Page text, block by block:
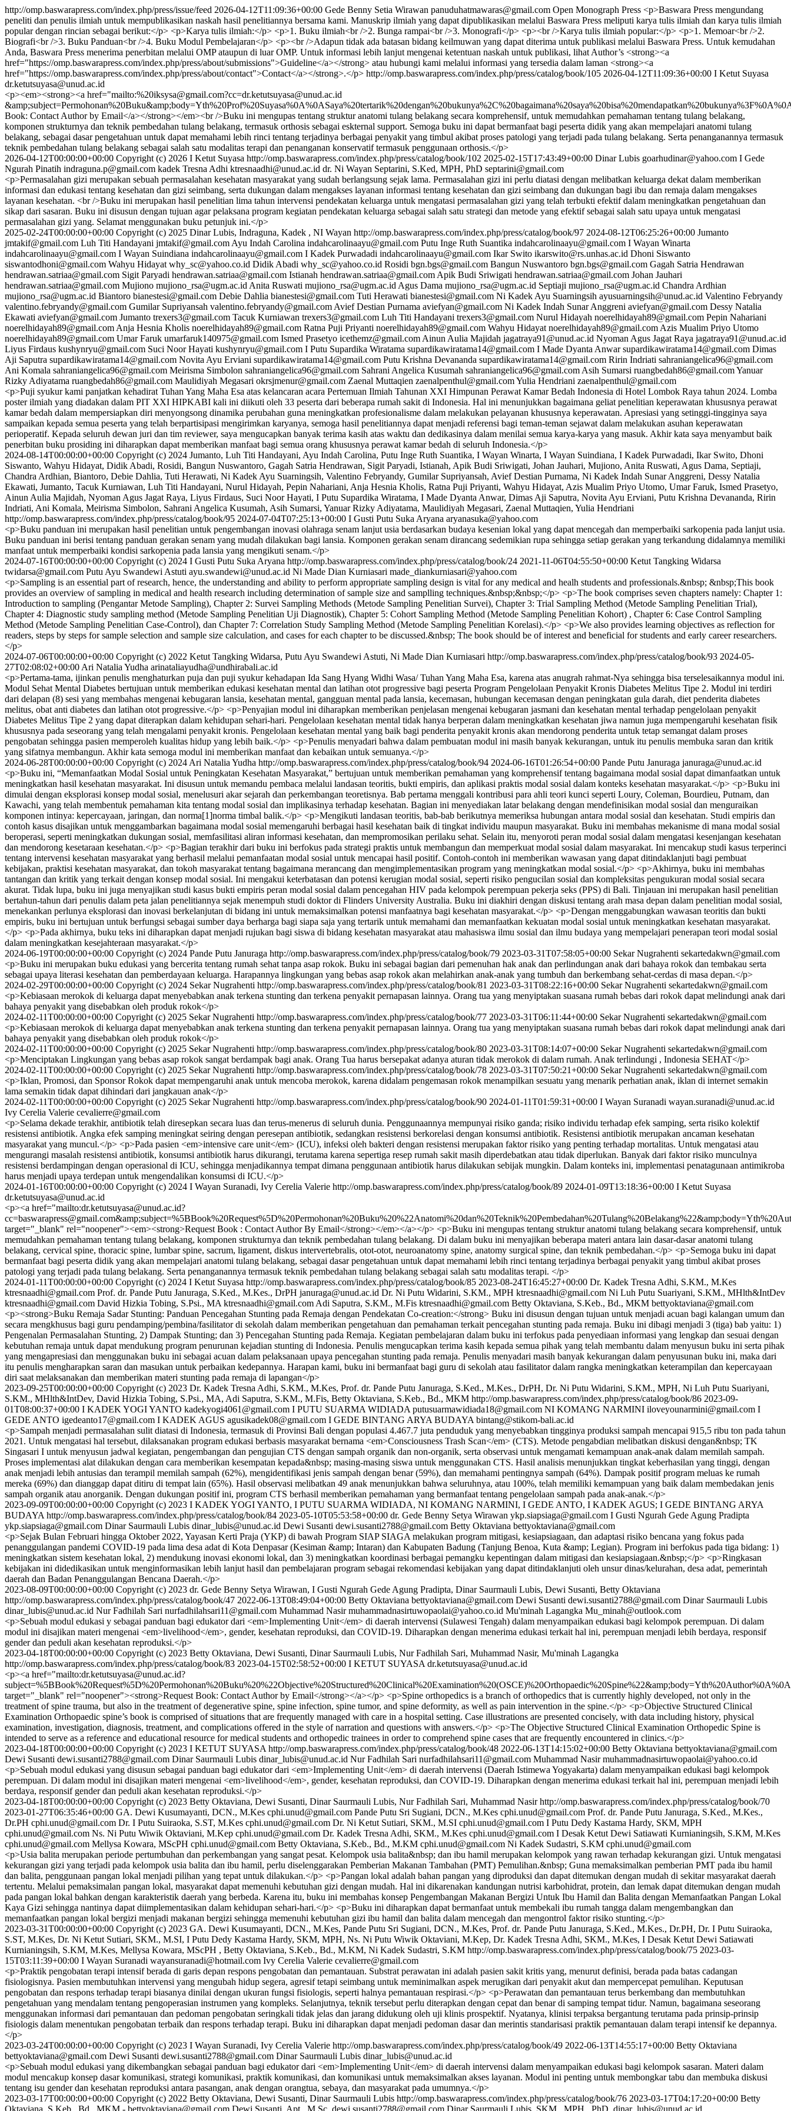
http://omp.baswarapress.com/index.php/press/issue/feed 2026-04-12T11:09:36+00:00 Gede Benny Setia Wirawan panuduhatmawaras@gmail.com Open Monograph Press <p>Baswara Press mengundang
peneliti dan penulis ilmiah untuk mempublikasikan naskah hasil penelitiannya bersama kami. Manuskrip ilmiah yang dapat dipublikasikan melalui Baswara Press meliputi karya tulis ilmiah dan karya tulis ilmiah
popular dengan rincian sebagai berikut:</p> <p>Karya tulis ilmiah:</p> <p>1. Buku ilmiah<br />2. Bunga rampai<br />3. Monografi</p> <p><br />Karya tulis ilmiah popular:</p> <p>1. Memoar<br />2.
Biografi<br />3. Buku Panduan<br />4. Buku Modul Pembelajaran</p> <p><br />Adapun tidak ada batasan bidang keilmuwan yang dapat diterima untuk publikasi melalui Baswara Press. Untuk kemudahan
Anda, Baswara Press menerima penerbitan melalui OMP ataupun di luar OMP. Untuk informasi lebih lanjut mengenai ketentuan naskah untuk publikasi, lihat Author’s <strong><a
href="https://omp.baswarapress.com/index.php/press/about/submissions">Guideline</a></strong> atau hubungi kami melalui informasi yang tersedia dalam laman <strong><a
href="https://omp.baswarapress.com/index.php/press/about/contact">Contact</a></strong>.</p> http://omp.baswarapress.com/index.php/press/catalog/book/105 2026-04-12T11:09:36+00:00 I Ketut Suyasa
dr.ketutsuyasa@unud.ac.id
<p><em><strong><a href="mailto:%20iksysa@gmail.com?cc=dr.ketutsuyasa@unud.ac.id
Book: Contact Author by Email</a></strong></em><br />Buku ini mengupas tentang struktur anatomi tulang belakang secara komprehensif, untuk memudahkan pemahaman tentang tulang belakang,
komponen strukturnya dan teknik pembedahan tulang belakang, termasuk orthosis sebagai eskternal support. Semoga buku ini dapat bermanfaat bagi peserta didik yang akan mempelajari anatomi tulang
belakang, sebagai dasar pengetahuan untuk dapat memahami lebih rinci tentang terjadinya berbagai penyakit yang timbul akibat proses patologi yang terjadi pada tulang belakang. Serta penanganannya termasuk
teknik pembedahan tulang belakang sebagai salah satu modalitas terapi dan penanganan konservatif termasuk penggunaan orthosis.</p>
2026-04-12T00:00:00+00:00 Copyright (c) 2026 I Ketut Suyasa http://omp.baswarapress.com/index.php/press/catalog/book/102 2025-02-15T17:43:49+00:00 Dinar Lubis goarhudinar@yahoo.com I Gede
Ngurah Pinatih indraguna.p@gmail.com kadek Tresna Adhi ktresnaadhi@unud.ac.id dr. Ni Wayan Septarini, S.Ked, MPH, PhD septarini@gmail.com
<p>Permasalahan gizi merupakan sebuah permasalahan kesehatan masyarakat yang sudah berlangsung sejak lama. Permasalahan gizi ini perlu diatasi dengan melibatkan keluarga dekat dalam memberikan
informasi dan edukasi tentang kesehatan dan gizi seimbang, serta dukungan dalam mengakses layanan informasi tentang kesehatan dan gizi seimbang dan dukungan bagi ibu dan remaja dalam mengakses
layanan kesehatan. <br />Buku ini merupakan hasil penelitian lima tahun intervensi pendekatan keluarga untuk mengatasi permasalahan gizi yang telah terbukti efektif dalam meningkatkan pengetahuan dan
sikap dari sasaran. Buku ini disusun dengan tujuan agar pelaksana program kegiatan pendekatan keluarga sebagai salah satu strategi dan metode yang efektif sebagai salah satu upaya untuk mengatasi
permasalahan gizi yang. Selamat menggunakan buku petunjuk ini.</p>
2025-02-24T00:00:00+00:00 Copyright (c) 2025 Dinar Lubis, Indraguna, Kadek , NI Wayan http://omp.baswarapress.com/index.php/press/catalog/book/97 2024-08-12T06:25:26+00:00 Jumanto
jmtakif@gmail.com Luh Titi Handayani jmtakif@gmail.com Ayu Indah Carolina indahcarolinaayu@gmail.com Putu Inge Ruth Suantika indahcarolinaayu@gmail.com I Wayan Winarta
indahcarolinaayu@gmail.com I Wayan Suindiana indahcarolinaayu@gmail.com I Kadek Purwadadi indahcarolinaayu@gmail.com Ikar Swito ikarswito@rs.unhas.ac.id Dhoni Siswanto
siswantodhoni@gmail.com Wahyu Hidayat why_sc@yahoo.co.id Didik Abadi why_sc@yahoo.co.id Rosidi bgn.bgs@gmail.com Bangun Nuswantoro bgn.bgs@gmail.com Gagah Satria Hendrawan
hendrawan.satriaa@gmail.com Sigit Paryadi hendrawan.satriaa@gmail.com Istianah hendrawan.satriaa@gmail.com Apik Budi Sriwigati hendrawan.satriaa@gmail.com Johan Jauhari
hendrawan.satriaa@gmail.com Mujiono mujiono_rsa@ugm.ac.id Anita Ruswati mujiono_rsa@ugm.ac.id Agus Dama mujiono_rsa@ugm.ac.id Septiaji mujiono_rsa@ugm.ac.id Chandra Ardhian
mujiono_rsa@ugm.ac.id Biantoro bianestesi@gmail.com Debie Dahlia bianestesi@gmail.com Tuti Herawati bianestesi@gmail.com Ni Kadek Ayu Suarningsih ayusuarningsih@unud.ac.id Valentino Febryandy
valentino.febryandy@gmail.com Gumilar Supriyansah valentino.febryandy@gmail.com Avief Destian Purnama aviefyan@gmail.com Ni Kadek Indah Sunar Anggreni aviefyan@gmail.com Dessy Natalia
Ekawati aviefyan@gmail.com Jumanto trexers3@gmail.com Tacuk Kurniawan trexers3@gmail.com Luh Titi Handayani trexers3@gmail.com Nurul Hidayah noerelhidayah89@gmail.com Pepin Nahariani
noerelhidayah89@gmail.com Anja Hesnia Kholis noerelhidayah89@gmail.com Ratna Puji Priyanti noerelhidayah89@gmail.com Wahyu Hidayat noerelhidayah89@gmail.com Azis Mualim Priyo Utomo
noerelhidayah89@gmail.com Umar Faruk umarfaruk140975@gmail.com Ismed Prasetyo icethemz@gmail.com Ainun Aulia Majidah jagatraya91@unud.ac.id Nyoman Agus Jagat Raya jagatraya91@unud.ac.id
Liyus Firdaus kushynryu@gmail.com Suci Noor Hayati kushynryu@gmail.com I Putu Supardika Wiratama supardikawiratama14@gmail.com I Made Dyanta Anwar supardikawiratama14@gmail.com Dimas
Aji Saputra supardikawiratama14@gmail.com Novita Ayu Erviani supardikawiratama14@gmail.com Putu Krishna Devananda supardikawiratama14@gmail.com Ririn Indriati sahraniangelica96@gmail.com
Ani Komala sahraniangelica96@gmail.com Meirisma Simbolon sahraniangelica96@gmail.com Sahrani Angelica Kusumah sahraniangelica96@gmail.com Asih Sumarsi ruangbedah86@gmail.comYanuar
Rizky Adiyatama ruangbedah86@gmail.com Maulidiyah Megasari okrsjmenur@gmail.com Zaenal Muttaqien zaenalpenthul@gmail.comYulia Hendriani zaenalpenthul@gmail.com
<p>Puji syukur kami panjatkan kehadirat Tuhan Yang Maha Esa atas kelancaran acara Pertemuan Ilmiah Tahunan XXI Himpunan Perawat Kamar Bedah Indonesia di Hotel Lombok Raya tahun 2024. Lomba
poster ilmiah yang diadakan dalam PIT XXI HIPKABI kali ini diikuti oleh 33 peserta dari beberapa rumah sakit di Indonesia. Hal ini menunjukkan bagaimana geliat penelitian keperawatan khususnya perawat
kamar bedah dalam mempersiapkan diri menyongsong dinamika perubahan guna meningkatkan profesionalisme dalam melakukan pelayanan khususnya keperawatan. Apresiasi yang setinggi-tingginya saya
sampaikan kepada semua peserta yang telah berpartisipasi mengirimkan karyanya, semoga hasil penelitiannya dapat menjadi referensi bagi teman-teman sejawat dalam melakukan asuhan keperawatan
perioperatif. Kepada seluruh dewan juri dan tim reviewer, saya mengucapkan banyak terima kasih atas waktu dan dedikasinya dalam menilai semua karya-karya yang masuk. Akhir kata saya menyambut baik
penerbitan buku prosiding ini diharapkan dapat memberikan manfaat bagi semua orang khususnya perawat kamar bedah di seluruh Indonesia.</p>
2024-08-14T00:00:00+00:00 Copyright (c) 2024 Jumanto, Luh Titi Handayani, Ayu Indah Carolina, Putu Inge Ruth Suantika, I Wayan Winarta, I Wayan Suindiana, I Kadek Purwadadi, Ikar Swito, Dhoni
Siswanto, Wahyu Hidayat, Didik Abadi, Rosidi, Bangun Nuswantoro, Gagah Satria Hendrawan, Sigit Paryadi, Istianah, Apik Budi Sriwigati, Johan Jauhari, Mujiono, Anita Ruswati, Agus Dama, Septiaji,
Chandra Ardhian, Biantoro, Debie Dahlia, Tuti Herawati, Ni Kadek Ayu Suarningsih, Valentino Febryandy, Gumilar Supriyansah, Avief Destian Purnama, Ni Kadek Indah Sunar Anggreni, Dessy Natalia
Ekawati, Jumanto, Tacuk Kurniawan, Luh Titi Handayani, Nurul Hidayah, Pepin Nahariani, Anja Hesnia Kholis, Ratna Puji Priyanti, Wahyu Hidayat, Azis Mualim Priyo Utomo, Umar Faruk, Ismed Prasetyo,
Ainun Aulia Majidah, Nyoman Agus Jagat Raya, Liyus Firdaus, Suci Noor Hayati, I Putu Supardika Wiratama, I Made Dyanta Anwar, Dimas Aji Saputra, Novita Ayu Erviani, Putu Krishna Devananda, Ririn
Indriati, Ani Komala, Meirisma Simbolon, Sahrani Angelica Kusumah, Asih Sumarsi, Yanuar Rizky Adiyatama, Maulidiyah Megasari, Zaenal Muttaqien, Yulia Hendriani
http://omp.baswarapress.com/index.php/press/catalog/book/95 2024-07-04T07:25:13+00:00 I Gusti Putu Suka Aryana aryanasuka@yahoo.com
<p>Buku panduan ini merupakan hasil penelitian untuk pengembangan inovasi olahraga senam lanjut usia berdasarkan budaya kesenian lokal yang dapat mencegah dan memperbaiki sarkopenia pada lanjut usia.
Buku panduan ini berisi tentang panduan gerakan senam yang mudah dilakukan bagi lansia. Komponen gerakan senam dirancang sedemikian rupa sehingga setiap gerakan yang terkandung didalamnya memiliki
manfaat untuk memperbaiki kondisi sarkopenia pada lansia yang mengikuti senam.</p>
2024-07-16T00:00:00+00:00 Copyright (c) 2024 I Gusti Putu Suka Aryana http://omp.baswarapress.com/index.php/press/catalog/book/24 2021-11-06T04:55:50+00:00 Ketut Tangking Widarsa
twidarsa@gmail.com Putu Ayu Swandewi Astuti ayu.swandewi@unud.ac.id Ni Made Dian Kurniasari made_diankurniasari@yahoo.com
<p>Sampling is an essential part of research, hence, the understanding and ability to perform appropriate sampling design is vital for any medical and healh students and professionals.&nbsp; &nbsp;This book
provides an overview of sampling in medical and health research including determination of sample size and samplling techniques.&nbsp;&nbsp;</p> <p>The book comprises seven chapters namely: Chapter 1:
Introduction to sampling (Pengantar Metode Sampling), Chapter 2: Survei Sampling Methods (Metode Sampling Penelitian Survei), Chapter 3: Trial Sampling Method (Metode Sampling Penelitian Trial),
Chapter 4: Diagnostic study sampling method (Metode Sampling Penelitian Uji Diagnostik), Chapter 5: Cohort Sampling Method (Metode Sampling Penelitian Kohort) , Chapter 6: Case Control Sampling
Method (Metode Sampling Penelitian Case-Control), dan Chapter 7: Correlation Study Sampling Method (Metode Sampling Penelitian Korelasi).</p> <p>We also provides learning objectives as reflection for
readers, steps by steps for sample selection and sample size calculation, and cases for each chapter to be discussed.&nbsp; The book should be of interest and beneficial for students and early career researchers.
</p>
2024-07-06T00:00:00+00:00 Copyright (c) 2022 Ketut Tangking Widarsa, Putu Ayu Swandewi Astuti, Ni Made Dian Kurniasari http://omp.baswarapress.com/index.php/press/catalog/book/93 2024-05-
27T02:08:02+00:00 Ari Natalia Yudha arinataliayudha@undhirabali.ac.id
<p>Pertama-tama, ijinkan penulis menghaturkan puja dan puji syukur kehadapan Ida Sang Hyang Widhi Wasa/ Tuhan Yang Maha Esa, karena atas anugrah rahmat-Nya sehingga bisa terselesaikannya modul ini.
Modul Sehat Mental Diabetes bertujuan untuk memberikan edukasi kesehatan mental dan latihan otot progressive bagi peserta Program Pengelolaan Penyakit Kronis Diabetes Melitus Tipe 2. Modul ini terdiri
dari delapan (8) sesi yang membahas mengenai kebugaran lansia, kesehatan mental, gangguan mental pada lansia, kecemasan, hubungan kecemasan dengan peningkatan gula darah, diet penderita diabetes
melitus, obat anti diabetes dan latihan otot progressive.</p> <p>Penyajian modul ini diharapkan memberikan penjelasan mengenai kebugaran jasmani dan kesehatan mental terhadap pengelolaan penyakit
Diabetes Melitus Tipe 2 yang dapat diterapkan dalam kehidupan sehari-hari. Pengelolaan kesehatan mental tidak hanya berperan dalam meningkatkan kesehatan jiwa namun juga mempengaruhi kesehatan fisik
khususnya pada seseorang yang telah mengalami penyakit kronis. Pengelolaan kesehatan mental yang baik bagi penderita penyakit kronis akan mendorong penderita untuk tetap semangat dalam proses
pengobatan sehingga pasien memperoleh kualitas hidup yang lebih baik.</p> <p>Penulis menyadari bahwa dalam pembuatan modul ini masih banyak kekurangan, untuk itu penulis membuka saran dan kritik
yang sifatnya membangun. Akhir kata semoga modul ini memberikan manfaat dan kebaikan untuk semuanya.</p>
2024-06-28T00:00:00+00:00 Copyright (c) 2024 Ari Natalia Yudha http://omp.baswarapress.com/index.php/press/catalog/book/94 2024-06-16T01:26:54+00:00 Pande Putu Januraga januraga@unud.ac.id
<p>Buku ini, “Memanfaatkan Modal Sosial untuk Peningkatan Kesehatan Masyarakat,” bertujuan untuk memberikan pemahaman yang komprehensif tentang bagaimana modal sosial dapat dimanfaatkan untuk
meningkatkan hasil kesehatan masyarakat. Ini disusun untuk memandu pembaca melalui landasan teoritis, bukti empiris, dan aplikasi praktis modal sosial dalam konteks kesehatan masyarakat.</p> <p>Buku ini
dimulai dengan eksplorasi konsep modal sosial, menelusuri akar sejarah dan perkembangan teoretisnya. Bab pertama menggali kontribusi para ahli teori kunci seperti Loury, Coleman, Bourdieu, Putnam, dan
Kawachi, yang telah membentuk pemahaman kita tentang modal sosial dan implikasinya terhadap kesehatan. Bagian ini menyediakan latar belakang dengan mendefinisikan modal sosial dan menguraikan
komponen intinya: kepercayaan, jaringan, dan norma[1]norma timbal balik.</p> <p>Mengikuti landasan teoritis, bab-bab berikutnya memeriksa hubungan antara modal sosial dan kesehatan. Studi empiris dan
contoh kasus disajikan untuk menggambarkan bagaimana modal sosial memengaruhi berbagai hasil kesehatan baik di tingkat individu maupun masyarakat. Buku ini membahas mekanisme di mana modal sosial
beroperasi, seperti meningkatkan dukungan sosial, memfasilitasi aliran informasi kesehatan, dan mempromosikan perilaku sehat. Selain itu, menyoroti peran modal sosial dalam mengatasi kesenjangan kesehatan
dan mendorong kesetaraan kesehatan.</p> <p>Bagian terakhir dari buku ini berfokus pada strategi praktis untuk membangun dan memperkuat modal sosial dalam masyarakat. Ini mencakup studi kasus terperinci
tentang intervensi kesehatan masyarakat yang berhasil melalui pemanfaatan modal sosial untuk mencapai hasil positif. Contoh-contoh ini memberikan wawasan yang dapat ditindaklanjuti bagi pembuat
kebijakan, praktisi kesehatan masyarakat, dan tokoh masyarakat tentang bagaimana merancang dan mengimplementasikan program yang meningkatkan modal sosial.</p> <p>Akhirnya, buku ini membahas
tantangan dan kritik yang terkait dengan konsep modal sosial. Ini mengakui keterbatasan dan potensi kerugian modal sosial, seperti risiko pengucilan sosial dan kompleksitas pengukuran modal sosial secara
akurat. Tidak lupa, buku ini juga menyajikan studi kasus bukti empiris peran modal sosial dalam pencegahan HIV pada kelompok perempuan pekerja seks (PPS) di Bali. Tinjauan ini merupakan hasil penelitian
bertahun-tahun dari penulis dalam peta jalan penelitiannya sejak menempuh studi doktor di Flinders University Australia. Buku ini diakhiri dengan diskusi tentang arah masa depan dalam penelitian modal sosial,
menekankan perlunya eksplorasi dan inovasi berkelanjutan di bidang ini untuk memaksimalkan potensi manfaatnya bagi kesehatan masyarakat.</p> <p>Dengan menggabungkan wawasan teoritis dan bukti
empiris, buku ini bertujuan untuk berfungsi sebagai sumber daya berharga bagi siapa saja yang tertarik untuk memahami dan memanfaatkan kekuatan modal sosial untuk meningkatkan kesehatan masyarakat.
</p> <p>Pada akhirnya, buku teks ini diharapkan dapat menjadi rujukan bagi siswa di bidang kesehatan masyarakat atau mahasiswa ilmu sosial dan ilmu budaya yang mempelajari penerapan teori modal sosial
dalam meningkatkan kesejahteraan masyarakat.</p>
2024-06-19T00:00:00+00:00 Copyright (c) 2024 Pande Putu Januraga http://omp.baswarapress.com/index.php/press/catalog/book/79 2023-03-31T07:58:05+00:00 Sekar Nugrahenti sekartedakwn@gmail.com
<p>Buku ini merupakan buku edukasi yang bercerita tentang rumah sehat tanpa asap rokok. Buku ini sebagai bagian dari pemenuhan hak anak dan perlindungan anak dari bahaya rokok dan tembakau serta
sebagai upaya literasi kesehatan dan pemberdayaan keluarga. Harapannya lingkungan yang bebas asap rokok akan melahirkan anak-anak yang tumbuh dan berkembang sehat-cerdas di masa depan.</p>
2024-02-29T00:00:00+00:00 Copyright (c) 2024 Sekar Nugrahenti http://omp.baswarapress.com/index.php/press/catalog/book/81 2023-03-31T08:22:16+00:00 Sekar Nugrahenti sekartedakwn@gmail.com
<p>Kebiasaan merokok di keluarga dapat menyebabkan anak terkena stunting dan terkena penyakit pernapasan lainnya. Orang tua yang menyiptakan suasana rumah bebas dari rokok dapat melindungi anak dari
bahaya penyakit yang disebabkan oleh produk rokok</p>
2024-02-11T00:00:00+00:00 Copyright (c) 2025 Sekar Nugrahenti http://omp.baswarapress.com/index.php/press/catalog/book/77 2023-03-31T06:11:44+00:00 Sekar Nugrahenti sekartedakwn@gmail.com
<p>Kebiasaan merokok di keluarga dapat menyebabkan anak terkena stunting dan terkena penyakit pernapasan lainnya. Orang tua yang menyiptakan suasana rumah bebas dari rokok dapat melindungi anak dari
bahaya penyakit yang disebabkan oleh produk rokok</p>
2024-02-11T00:00:00+00:00 Copyright (c) 2025 Sekar Nugrahenti http://omp.baswarapress.com/index.php/press/catalog/book/80 2023-03-31T08:14:07+00:00 Sekar Nugrahenti sekartedakwn@gmail.com
<p>Menciptakan Lingkungan yang bebas asap rokok sangat berdampak bagi anak. Orang Tua harus bersepakat adanya aturan tidak merokok di dalam rumah. Anak terlindungi , Indonesia SEHAT</p>
2024-02-11T00:00:00+00:00 Copyright (c) 2025 Sekar Nugrahenti http://omp.baswarapress.com/index.php/press/catalog/book/78 2023-03-31T07:50:21+00:00 Sekar Nugrahenti sekartedakwn@gmail.com
<p>Iklan, Promosi, dan Sponsor Rokok dapat mempengaruhi anak untuk mencoba merokok, karena didalam pengemasan rokok menampilkan sesuatu yang menarik perhatian anak, iklan di internet semakin
lama semakin tidak dapat dihindari dari jangkauan anak</p>
2024-02-11T00:00:00+00:00 Copyright (c) 2025 Sekar Nugrahenti http://omp.baswarapress.com/index.php/press/catalog/book/90 2024-01-11T01:59:31+00:00 I Wayan Suranadi wayan.suranadi@unud.ac.id
Ivy Cerelia Valerie cevalierre@gmail.com
<p>Selama dekade terakhir, antibiotik telah diresepkan secara luas dan terus-menerus di seluruh dunia. Penggunaannya mempunyai risiko ganda; risiko individu terhadap efek samping, serta risiko kolektif
resistensi antibiotik. Angka efek samping meningkat seiring dengan peresepan antibiotik, sedangkan resistensi berkorelasi dengan konsumsi antibiotik. Resistensi antibiotik merupakan ancaman kesehatan
masyarakat yang muncul.</p> <p>Pada pasien <em>intensive care unit</em> (ICU), infeksi oleh bakteri dengan resistensi merupakan faktor risiko yang penting terhadap mortalitas. Untuk mengatasi atau
mengurangi masalah resistensi antibiotik, konsumsi antibiotik harus dikurangi, terutama karena sepertiga resep rumah sakit masih diperdebatkan atau tidak diperlukan. Banyak dari faktor risiko munculnya
resistensi berdampingan dengan operasional di ICU, sehingga menjadikannya tempat dimana penggunaan antibiotik harus dilakukan sebijak mungkin. Dalam konteks ini, implementasi penatagunaan antimikroba
harus menjadi upaya terdepan untuk mengendalikan konsumsi di ICU.</p>
2024-01-16T00:00:00+00:00 Copyright (c) 2024 I Wayan Suranadi, Ivy Cerelia Valerie http://omp.baswarapress.com/index.php/press/catalog/book/89 2024-01-09T13:18:36+00:00 I Ketut Suyasa
dr.ketutsuyasa@unud.ac.id
<p><a href="mailto:dr.ketutsuyasa@unud.ac.id?
target="_blank" rel="noopener"><em><strong>Request Book : Contact Author By Email</strong></em></a></p> <p>Buku ini mengupas tentang struktur anatomi tulang belakang secara komprehensif, untuk
memudahkan pemahaman tentang tulang belakang, komponen strukturnya dan teknik pembedahan tulang belakang. Di dalam buku ini menyajikan beberapa materi antara lain dasar-dasar anatomi tulang
belakang, cervical spine, thoracic spine, lumbar spine, sacrum, ligament, diskus intervertebralis, otot-otot, neuroanatomy spine, anatomy surgical spine, dan teknik pembedahan.</p> <p>Semoga buku ini dapat
bermanfaat bagi peserta didik yang akan mempelajari anatomi tulang belakang, sebagai dasar pengetahuan untuk dapat memahami lebih rinci tentang terjadinya berbagai penyakit yang timbul akibat proses
patologi yang terjadi pada tulang belakang. Serta penanganannya termasuk teknik pembedahan tulang belakang sebagai salah satu modalitas terapi. </p>
2024-01-11T00:00:00+00:00 Copyright (c) 2024 I Ketut Suyasa http://omp.baswarapress.com/index.php/press/catalog/book/85 2023-08-24T16:45:27+00:00 Dr. Kadek Tresna Adhi, S.KM., M.Kes
ktresnaadhi@gmail.com Prof. dr. Pande Putu Januraga, S.Ked., M.Kes., DrPH januraga@unud.ac.id Dr. Ni Putu Widarini, S.KM., MPH ktresnaadhi@gmail.com Ni Luh Putu Suariyani, S.KM., MHlth&IntDev
ktresnaadhi@gmail.com David Hizkia Tobing, S.Psi., MA ktresnaadhi@gmail.com Adi Saputra, S.KM., M.Fis ktresnaadhi@gmail.com Betty Oktaviana, S.Keb., Bd., MKM bettyoktaviana@gmail.com
<p><strong>Buku Remaja Sadar Stunting: Panduan Pencegahan Stunting pada Remaja dengan Pendekatan Co-creation:</strong> Buku ini disusun dengan tujuan untuk menjadi acuan bagi kalangan umum dan
secara mengkhusus bagi guru pendamping/pembina/fasilitator di sekolah dalam memberikan pengetahuan dan pemahaman terkait pencegahan stunting pada remaja. Buku ini dibagi menjadi 3 (tiga) bab yaitu: 1)
Pengenalan Permasalahan Stunting, 2) Dampak Stunting; dan 3) Pencegahan Stunting pada Remaja. Kegiatan pembelajaran dalam buku ini terfokus pada penyediaan informasi yang lengkap dan sesuai dengan
kebutuhan remaja untuk dapat mendukung program penurunan kejadian stunting di Indonesia. Penulis mengucapkan terima kasih kepada semua pihak yang telah membantu dalam menyusun buku ini serta pihak
yang mengapresiasi dan menggunakan buku ini sebagai acuan dalam pelaksanaan upaya pencegahan stunting pada remaja. Penulis menyadari masih banyak kekurangan dalam penyusunan buku ini, maka dari
itu penulis mengharapkan saran dan masukan untuk perbaikan kedepannya. Harapan kami, buku ini bermanfaat bagi guru di sekolah atau fasilitator dalam rangka meningkatkan keterampilan dan kepercayaan
diri saat melaksanakan dan memberikan materi stunting pada remaja di lapangan</p>
2023-09-25T00:00:00+00:00 Copyright (c) 2023 Dr. Kadek Tresna Adhi, S.KM., M.Kes, Prof. dr. Pande Putu Januraga, S.Ked., M.Kes., DrPH, Dr. Ni Putu Widarini, S.KM., MPH, Ni Luh Putu Suariyani,
S.KM., MHlth&IntDev, David Hizkia Tobing, S.Psi., MA, Adi Saputra, S.KM., M.Fis, Betty Oktaviana, S.Keb., Bd., MKM http://omp.baswarapress.com/index.php/press/catalog/book/86 2023-09-
01T08:00:37+00:00 I KADEK YOGI YANTO kadekyogi4061@gmail.com I PUTU SUARMA WIDIADA putusuarmawidiada18@gmail.com NI KOMANG NARMINI iloveyounarmini@gmail.com I
GEDE ANTO igedeanto17@gmail.com I KADEK AGUS agusikadek08@gmail.com I GEDE BINTANG ARYA BUDAYA bintang@stikom-bali.ac.id
<p>Sampah menjadi permasalahan sulit diatasi di Indonesia, termasuk di Provinsi Bali dengan populasi 4.467.7 juta penduduk yang menyebabkan tingginya produksi sampah mencapai 915,5 ribu ton pada tahun
2021. Untuk mengatasi hal tersebut, dilaksanakan program edukasi berbasis masyarakat bernama <em>Consciousness Trash Scan</em> (CTS). Metode pengabdian melibatkan diskusi dengan&nbsp; TK
Singasari I untuk menyusun jadwal kegiatan, pengembangan dan pengujian CTS dengan sampah organik dan non-organik, serta observasi untuk mengamati kemampuan anak-anak dalam memilah sampah.
Proses implementasi alat dilakukan dengan cara memberikan kesempatan kepada&nbsp; masing-masing siswa untuk menggunakan CTS. Hasil analisis menunjukkan tingkat keberhasilan yang tinggi, dengan
anak menjadi lebih antusias dan terampil memilah sampah (62%), mengidentifikasi jenis sampah dengan benar (59%), dan memahami pentingnya sampah (64%). Dampak positif program meluas ke rumah
mereka (69%) dan dianggap dapat ditiru di tempat lain (65%). Hasil observasi melibatkan 49 anak menunjukkan bahwa seluruhnya, atau 100%, telah memiliki kemampuan yang baik dalam membedakan jenis
sampah organik atau anorganik. Dengan dukungan positif ini, program CTS berhasil memberikan pemahaman yang bermanfaat tentang pengelolaan sampah pada anak-anak.</p>
2023-09-09T00:00:00+00:00 Copyright (c) 2023 I KADEK YOGI YANTO, I PUTU SUARMA WIDIADA, NI KOMANG NARMINI, I GEDE ANTO, I KADEK AGUS; I GEDE BINTANG ARYA
BUDAYA http://omp.baswarapress.com/index.php/press/catalog/book/84 2023-05-10T05:53:58+00:00 dr. Gede Benny Setya Wirawan ykp.siapsiaga@gmail.com I Gusti Ngurah Gede Agung Pradipta
ykp.siapsiaga@gmail.com Dinar Saurmauli Lubis dinar_lubis@unud.ac.id Dewi Susanti dewi.susanti2788@gmail.com Betty Oktaviana bettyoktaviana@gmail.com
<p>Sejak Bulan Februari hingga Oktober 2022, Yayasan Kerti Praja (YKP) di bawah Program SIAP SIAGA melakukan program mitigasi, kesiapsiagaan, dan adaptasi risiko bencana yang fokus pada
penanggulangan pandemi COVID-19 pada lima desa adat di Kota Denpasar (Kesiman &amp; Intaran) dan Kabupaten Badung (Tanjung Benoa, Kuta &amp; Legian). Program ini berfokus pada tiga bidang: 1)
meningkatkan sistem kesehatan lokal, 2) mendukung inovasi ekonomi lokal, dan 3) meningkatkan koordinasi berbagai pemangku kepentingan dalam mitigasi dan kesiapsiagaan.&nbsp;</p> <p>Ringkasan
kebijakan ini didedikasikan untuk menginformasikan lebih lanjut hasil dan pembelajaran program sebagai rekomendasi kebijakan yang dapat ditindaklanjuti oleh unsur dinas/kelurahan, desa adat, pemerintah
daerah dan Badan Penanggulangan Bencana Daerah.</p>
2023-08-09T00:00:00+00:00 Copyright (c) 2023 dr. Gede Benny Setya Wirawan, I Gusti Ngurah Gede Agung Pradipta, Dinar Saurmauli Lubis, Dewi Susanti, Betty Oktaviana
http://omp.baswarapress.com/index.php/press/catalog/book/47 2022-06-13T08:49:04+00:00 Betty Oktaviana bettyoktaviana@gmail.com Dewi Susanti dewi.susanti2788@gmail.com Dinar Saurmauli Lubis
dinar_lubis@unud.ac.id Nur Fadhilah Sari nurfadhilahsari11@gmail.com Muhammad Nasir muhammadnasirtuwopaolai@yahoo.co.id Mu'minah Lagangka Mu_minah@outlook.com
<p>Sebuah modul edukasi y sebagai panduan bagi edukator dari <em>Implementing Unit</em> di daerah intervensi (Sulawesi Tengah) dalam menyampaikan edukasi bagi kelompok perempuan. Di dalam
modul ini disajikan materi mengenai <em>livelihood</em>, gender, kesehatan reproduksi, dan COVID-19. Diharapkan dengan menerima edukasi terkait hal ini, perempuan menjadi lebih berdaya, responsif
gender dan peduli akan kesehatan reproduksi.</p>
2023-04-18T00:00:00+00:00 Copyright (c) 2023 Betty Oktaviana, Dewi Susanti, Dinar Saurmauli Lubis, Nur Fadhilah Sari, Muhammad Nasir, Mu'minah Lagangka
http://omp.baswarapress.com/index.php/press/catalog/book/83 2023-04-15T02:58:52+00:00 I KETUT SUYASA dr.ketutsuyasa@unud.ac.id
<p><a href="mailto:dr.ketutsuyasa@unud.ac.id?
target="_blank" rel="noopener"><strong>Request Book: Contact Author by Email</strong></a></p> <p>Spine orthopedics is a branch of orthopedics that is currently highly developed, not only in the
treatment of spine trauma, but also in the treatment of degenerative spine, spine infection, spine tumor, and spine deformity, as well as pain intervention in the spine.</p> <p>Objective Structured Clinical
Examination Orthopaedic spine’s book is comprised of situations that are frequently managed with care in a hospital setting. Case illustrations are presented concisely, with data including history, physical
examination, investigation, diagnosis, treatment, and complications offered in the style of narration and questions with answers.</p> <p>The Objective Structured Clinical Examination Orthopedic Spine is
intended to serve as a reference and educational resource for medical students and orthopedic trainees in order to comprehend spine cases that are frequently encountered in clinics.</p>
2023-04-18T00:00:00+00:00 Copyright (c) 2023 I KETUT SUYASA http://omp.baswarapress.com/index.php/press/catalog/book/48 2022-06-13T14:15:02+00:00 Betty Oktaviana bettyoktaviana@gmail.com
Dewi Susanti dewi.susanti2788@gmail.com Dinar Saurmauli Lubis dinar_lubis@unud.ac.id Nur Fadhilah Sari nurfadhilahsari11@gmail.com Muhammad Nasir muhammadnasirtuwopaolai@yahoo.co.id
<p>Sebuah modul edukasi yang disusun sebagai panduan bagi edukator dari <em>Implementing Unit</em> di daerah intervensi (Daerah Istimewa Yogyakarta) dalam menyampaikan edukasi bagi kelompok
perempuan. Di dalam modul ini disajikan materi mengenai <em>livelihood</em>, gender, kesehatan reproduksi, dan COVID-19. Diharapkan dengan menerima edukasi terkait hal ini, perempuan menjadi lebih
berdaya, responsif gender dan peduli akan kesehatan reproduksi.</p>
2023-04-18T00:00:00+00:00 Copyright (c) 2023 Betty Oktaviana, Dewi Susanti, Dinar Saurmauli Lubis, Nur Fadhilah Sari, Muhammad Nasir http://omp.baswarapress.com/index.php/press/catalog/book/70
2023-01-27T06:35:46+00:00 GA. Dewi Kusumayanti, DCN., M.Kes cphi.unud@gmail.com Pande Putu Sri Sugiani, DCN., M.Kes cphi.unud@gmail.com Prof. dr. Pande Putu Januraga, S.Ked., M.Kes.,
Dr.PH cphi.unud@gmail.com Dr. I Putu Suiraoka, S.ST, M.Kes cphi.unud@gmail.com Dr. Ni Ketut Sutiari, SKM., M.SI cphi.unud@gmail.com I Putu Dedy Kastama Hardy, SKM, MPH
cphi.unud@gmail.com Ns. Ni Putu Wiwik Oktaviani, M.Kep cphi.unud@gmail.com Dr. Kadek Tresna Adhi, SKM., M.Kes cphi.unud@gmail.com I Desak Ketut Dewi Satiawati Kurnianingsih, S.KM, M.Kes
cphi.unud@gmail.com Mellysa Kowara, MScPH cphi.unud@gmail.com Betty Oktaviana, S.Keb., Bd., M.KM cphi.unud@gmail.com Ni Kadek Sudastri, S.KM cphi.unud@gmail.com
<p>Usia balita merupakan periode pertumbuhan dan perkembangan yang sangat pesat. Kelompok usia balita&nbsp; dan ibu hamil merupakan kelompok yang rawan terhadap kekurangan gizi. Untuk mengatasi
kekurangan gizi yang terjadi pada kelompok usia balita dan ibu hamil, perlu diselenggarakan Pemberian Makanan Tambahan (PMT) Pemulihan.&nbsp; Guna memaksimalkan pemberian PMT pada ibu hamil
dan balita, penggunaan pangan lokal menjadi pilihan yang tepat untuk dilakukan.</p> <p>Pangan lokal adalah bahan pangan yang diproduksi dan dapat ditemukan dengan mudah di sekitar masyarakat daerah
tertentu. Melalui pemaksimalan pangan lokal, masyarakat dapat memenuhi kebutuhan gizi dengan mudah. Hal ini dikarenakan kandungan nutrisi karbohidrat, protein, dan lemak dapat ditemukan dengan mudah
pada pangan lokal bahkan dengan karakteristik daerah yang berbeda. Karena itu, buku ini membahas konsep Pengembangan Makanan Bergizi Untuk Ibu Hamil dan Balita dengan Memanfaatkan Pangan Lokal
Kaya Gizi sehingga nantinya dapat diimplementasikan dalam kehidupan sehari-hari.</p> <p>Buku ini diharapkan dapat bermanfaat untuk membekali ibu rumah tangga dalam mengembangkan dan
memanfaatkan pangan lokal bergizi menjadi makanan bergizi sehingga memenuhi kebutuhan gizi ibu hamil dan balita dalam mencegah dan mengontrol faktor risiko stunting.</p>
2023-03-31T00:00:00+00:00 Copyright (c) 2023 GA. Dewi Kusumayanti, DCN., M.Kes, Pande Putu Sri Sugiani, DCN., M.Kes, Prof. dr. Pande Putu Januraga, S.Ked., M.Kes., Dr.PH, Dr. I Putu Suiraoka,
S.ST, M.Kes, Dr. Ni Ketut Sutiari, SKM., M.SI, I Putu Dedy Kastama Hardy, SKM, MPH, Ns. Ni Putu Wiwik Oktaviani, M.Kep, Dr. Kadek Tresna Adhi, SKM., M.Kes, I Desak Ketut Dewi Satiawati
Kurnianingsih, S.KM, M.Kes, Mellysa Kowara, MScPH , Betty Oktaviana, S.Keb., Bd., M.KM, Ni Kadek Sudastri, S.KM http://omp.baswarapress.com/index.php/press/catalog/book/75 2023-03-
15T03:11:39+00:00 I Wayan Suranadi wayansuranadi@hotmail.com Ivy Cerelia Valerie cevalierre@gmail.com
<p>Praktik pengobatan terapi intensif berada di garis depan respons pengobatan dan pemantauan. Substrat perawatan ini adalah pasien sakit kritis yang, menurut definisi, berada pada batas cadangan
fisiologisnya. Pasien membutuhkan intervensi yang mengubah hidup segera, agresif tetapi seimbang untuk meminimalkan aspek merugikan dari penyakit akut dan mempercepat pemulihan. Keputusan
pengobatan dan respons terhadap terapi biasanya dinilai dengan ukuran fungsi fisiologis, seperti halnya pemantauan respirasi.</p> <p>Perawatan dan pemantauan terus berkembang dan membutuhkan
pengetahuan yang mendalam tentang pengoperasian instrumen yang kompleks. Selanjutnya, teknik tersebut perlu diterapkan dengan cepat dan benar di samping tempat tidur. Namun, bagaimana seseorang
menggunakan informasi dari pemantauan dan pedoman pengobatan seringkali tidak jelas dan jarang didukung oleh uji klinis prospektif. Nyatanya, klinisi terpaksa bergantung terutama pada prinsip-prinsip
fisiologis dalam menentukan pengobatan terbaik dan respons terhadap terapi. Buku ini diharapkan dapat menjadi pedoman dasar dan merintis standarisasi praktik pemantauan dalam terapi intensif ke depannya.
</p>
2023-03-24T00:00:00+00:00 Copyright (c) 2023 I Wayan Suranadi, Ivy Cerelia Valerie http://omp.baswarapress.com/index.php/press/catalog/book/49 2022-06-13T14:55:17+00:00 Betty Oktaviana
bettyoktaviana@gmail.com Dewi Susanti dewi.susanti2788@gmail.com Dinar Saurmauli Lubis dinar_lubis@unud.ac.id
<p>Sebuah modul edukasi yang dikembangkan sebagai panduan bagi edukator dari <em>Implementing Unit</em> di daerah intervensi dalam menyampaikan edukasi bagi kelompok sasaran. Materi dalam
modul mencakup konsep dasar komunikasi, strategi komunikasi, praktik komunikasi, dan komunikasi untuk memaksimalkan akses layanan. Modul ini penting untuk membongkar tabu dan membuka diskusi
tentang isu gender dan kesehatan reproduksi antara pasangan, anak dengan orangtua, sebaya, dan masyarakat pada umumnya.</p>
2023-03-17T00:00:00+00:00 Copyright (c) 2022 Betty Oktaviana, Dewi Susanti, Dinar Saurmauli Lubis http://omp.baswarapress.com/index.php/press/catalog/book/76 2023-03-17T04:17:20+00:00 Betty
Oktaviana, S.Keb., Bd., MKM - bettyoktaviana@gmail.com Dewi Susanti, Apt., M.Sc. dewi.susanti2788@gmail.com Dinar Saurmauli Lubis, SKM., MPH., PhD. dinar_lubis@unud.ac.id